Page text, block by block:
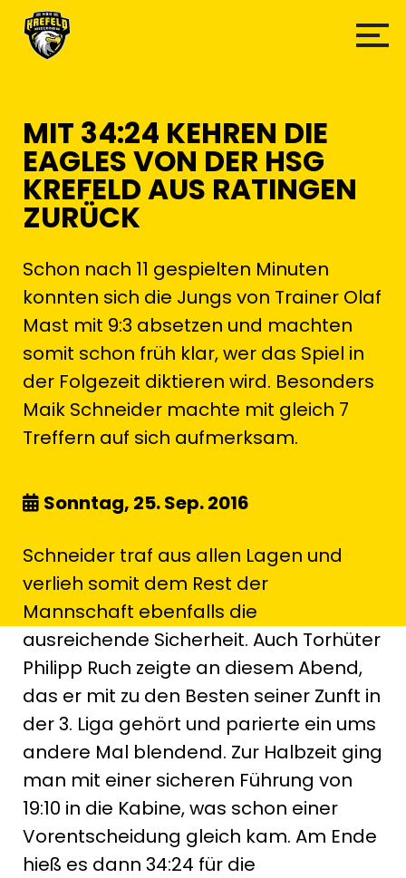
MIT 34:24 KEHREN DIE
EAGLES VON DER HSG
KREFELD AUS RATINGEN
ZURÜCK
Schon nach 11 gespielten Minuten
konnten sich die Jungs von Trainer Olaf
Mast mit 9:3 absetzen und machten
somit schon früh klar, wer das Spiel in
der Folgezeit diktieren wird. Besonders
Maik Schneider machte mit gleich 7
Treffern auf sich aufmerksam.
Sonntag, 25. Sep. 2016
Schneider traf aus allen Lagen und
verlieh somit dem Rest der
Mannschaft ebenfalls die
ausreichende Sicherheit. Auch Torhüter
Philipp Ruch zeigte an diesem Abend,
das er mit zu den Besten seiner Zunft in
der 3. Liga gehört und parierte ein ums
andere Mal blendend. Zur Halbzeit ging
man mit einer sicheren Führung von
19:10 in die Kabine, was schon einer
Vorentscheidung gleich kam. Am Ende
hieß es dann 34:24 für die